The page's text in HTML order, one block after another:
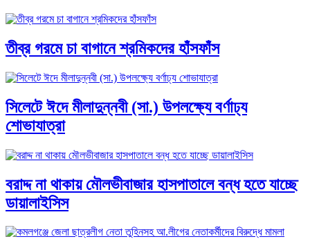
তীব্র গরমে চা বাগানে শ্রমিকদের হাঁসফাঁস
সিলেটে ঈদে মীলাদুন্নবী (সা.) উপলক্ষ্যে বর্ণাঢ্য
শোভাযাত্রা
বরাদ্দ না থাকায় মৌলভীবাজার হাসপাতালে বন্ধ হতে যাচ্ছে
ডায়ালাইসিস